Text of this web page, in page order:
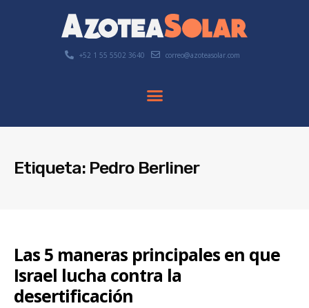
+52 1 55 5502 3640 correo@azoteasolar.com
Etiqueta: Pedro Berliner
Las 5 maneras principales en que
Israel lucha contra la
desertificación